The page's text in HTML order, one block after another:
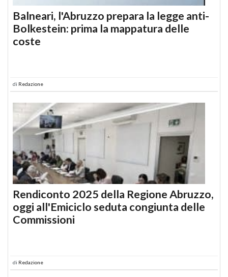
Balneari, l'Abruzzo prepara la legge anti-
Bolkestein: prima la mappatura delle
coste
di Redazione
Rendiconto 2025 della Regione Abruzzo,
oggi all'Emiciclo seduta congiunta delle
Commissioni
di Redazione